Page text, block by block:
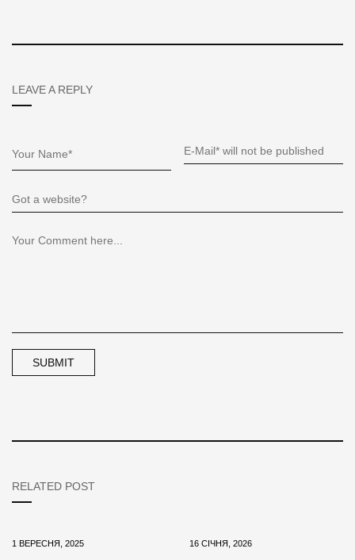
LEAVE A REPLY
RELATED POST
1 ВЕРЕСНЯ, 2025 16 СІЧНЯ, 2026